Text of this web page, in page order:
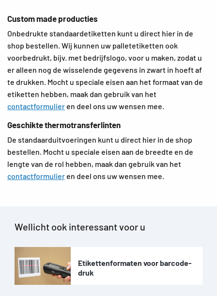
Custom made producties
Onbedrukte standaardetiketten kunt u direct hier in de
shop bestellen. Wij kunnen uw palletetiketten ook
voorbedrukt, bijv. met bedrijfslogo, voor u maken, zodat u
er alleen nog de wisselende gegevens in zwart in hoeft af
te drukken. Mocht u speciale eisen aan het formaat van de
etiketten hebben, maak dan gebruik van het
contactformulier en deel ons uw wensen mee.
Geschikte thermotransferlinten
De standaarduitvoeringen kunt u direct hier in de shop
bestellen. Mocht u speciale eisen aan de breedte en de
lengte van de rol hebben, maak dan gebruik van het
contactformulier en deel ons uw wensen mee.
Wellicht ook interessant voor u
Etikettenformaten voor barcode-
druk